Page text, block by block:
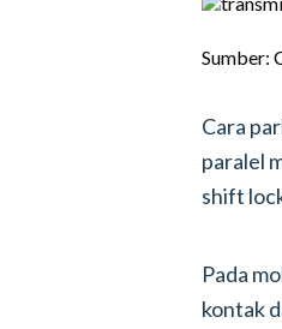
Sumber:
Cara
paralel
shift
Pada
kontak